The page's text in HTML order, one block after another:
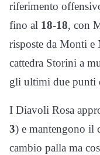
riferimento
fino al 18-18, con
risposte da Monti
cattedra Storini a
gli ultimi due punti
I Diavoli Rosa
3) e mantengono il
cambio palla ma